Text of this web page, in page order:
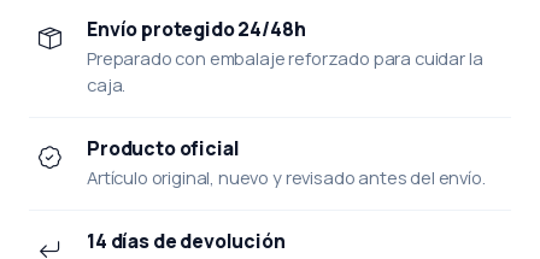
Envío protegido 24/48h
Preparado con embalaje reforzado para cuidar la
caja.
Producto oficial
Artículo original, nuevo y revisado antes del envío.
14 días de devolución